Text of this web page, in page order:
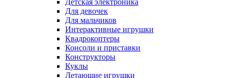
Детская электроника
Для девочек
Для мальчиков
Интерактивные игрушки
Квадрокоптеры
Консоли и приставки
Конструкторы
Куклы
Летающие игрушки